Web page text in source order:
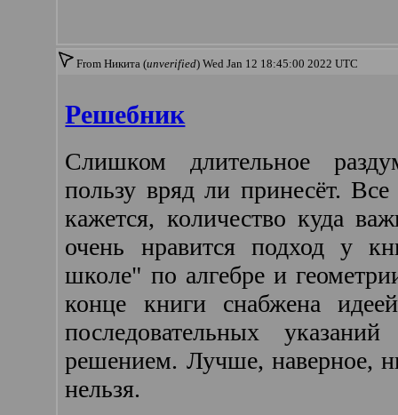
From Никита (unverified) Wed Jan 12 18:45:00 2022 UTC
Решебник
Слишком длительное
пользу вряд ли принесёт.
кажется, количество куда
очень нравится подход
школе" по алгебре и
конце книги снабжена
последовательных
решением. Лучше, наверное,
нельзя.